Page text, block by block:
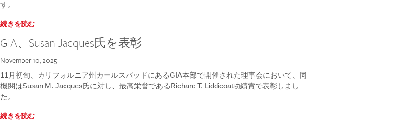
す。
続きを読む
GIA、Susan Jacques氏を表彰
November 10, 2025
11月初旬、カリフォルニア州カールスバッドにあるGIA本部で開催された理事会において、同
機関はSusan M. Jacques氏に対し、最高栄誉であるRichard T. Liddicoat功績賞で表彰しまし
た。
続きを読む